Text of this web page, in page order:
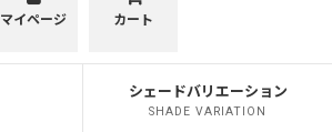
シェードバリエーション
SHADE VARIATION
マイページ カート